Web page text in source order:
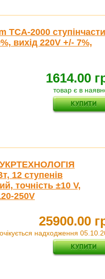
TCA-2000
вихід 220V +/- 7%,
1614.00
товар є в
УКРТЕХНОЛОГІЯ
12 ступенів
точність ±10 V,
250V
25900.00
очікується надходження